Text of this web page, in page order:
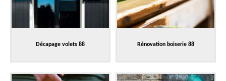
Décapage volets 88 Rénovation boiserie 88